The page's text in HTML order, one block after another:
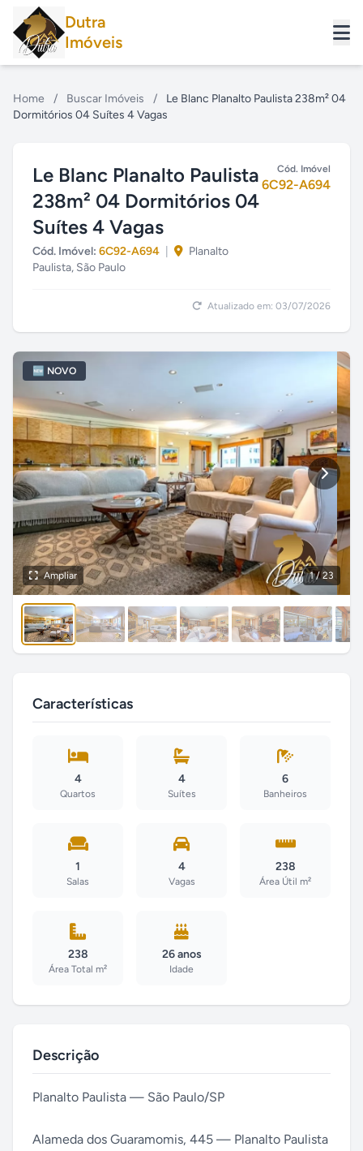
Dutra
Imóveis
Home / Buscar Imóveis /
Le Blanc Planalto Paulista 238m² 04
Dormitórios 04 Suítes 4 Vagas
Le Blanc Planalto Paulista
238m² 04 Dormitórios 04
Suítes 4 Vagas
Cód. Imóvel: 6C92-A694
Planalto
Paulista, São Paulo
Cód. Imóvel
6C92-A694
Atualizado em: 03/07/2026
1/ 23
🆕 NOVO
Ampliar
Características
4
Quartos
4
Suítes
6
Banheiros
1
Salas
4
Vagas
238
Área Útil m²
238
Área Total m²
26 anos
Idade
Descrição
Planalto Paulista — São Paulo/SP
Alameda dos Guaramomis, 445 — Planalto Paulista